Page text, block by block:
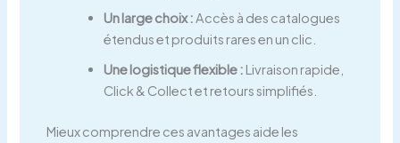
Un large choix :Accès à des catalogues
étendus et produits rares en un clic.
Une logistique flexible : Livraison rapide,
Click & Collect et retours simplifiés.
Mieux comprendre ces avantages aide les